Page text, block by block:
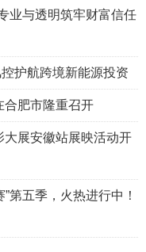
业与透明筑牢财富信任
护航跨境新能源投资
合肥市隆重召开
大展安徽站展映活动开
第五季，火热进行中！